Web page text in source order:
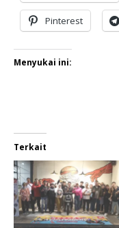
Pinterest
Menyukai ini:
Terkait